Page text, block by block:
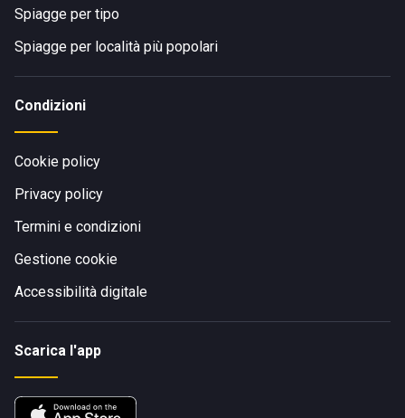
Spiagge per tipo
Spiagge per località più popolari
Condizioni
Cookie policy
Privacy policy
Termini e condizioni
Gestione cookie
Accessibilità digitale
Scarica l'app